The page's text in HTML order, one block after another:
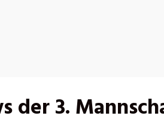
der 3.